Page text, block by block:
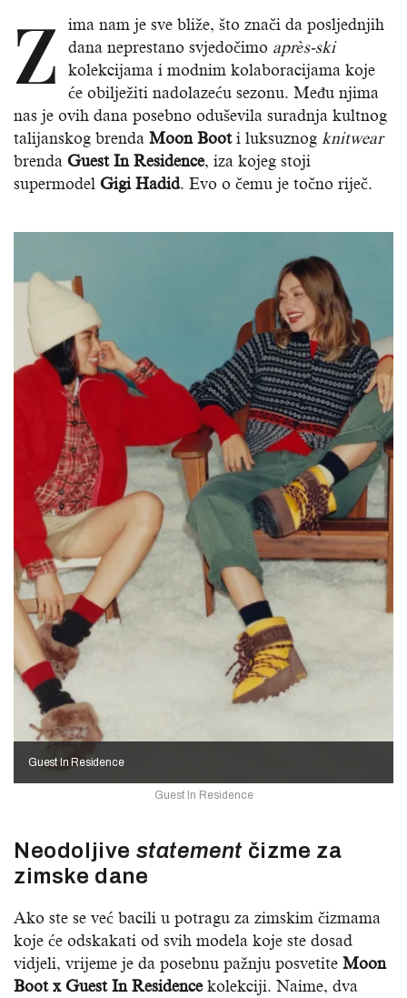
Z
ima nam je sve bliže, što znači da posljednjih
dana neprestano svjedočimo après-ski
kolekcijama i modnim kolaboracijama koje
će obilježiti nadolazeću sezonu. Među njima
nas je ovih dana posebno oduševila suradnja kultnog
talijanskog brenda Moon Booti luksuznog knitwear
brenda Guest In Residence, iza kojeg stoji
supermodel Gigi Hadid. Evo o čemu je točno riječ.
Guest In Residence
Guest In Residence
Neodoljive statement čizme za
zimske dane
Ako ste se već bacili u potragu za zimskim čizmama
koje će odskakati od svih modela koje ste dosad
vidjeli, vrijeme je da posebnu pažnju posvetite Moon
Boot x Guest In Residencekolekciji. Naime, dva